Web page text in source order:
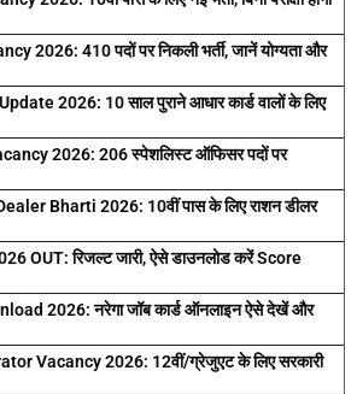
2026: 410 पदों पर निकली भर्ती, जानें योग्यता और
2026: 10 साल पुराने आधार कार्ड वालों के लिए
2026: 206 स्पेशलिस्ट ऑफिसर पदों पर
Bharti 2026: 10वीं पास के लिए राशन डीलर
OUT: रिजल्ट जारी, ऐसे डाउनलोड करें Score
2026: नरेगा जॉब कार्ड ऑनलाइन ऐसे देखें और
Vacancy 2026: 12वीं/ग्रेजुएट के लिए सरकारी